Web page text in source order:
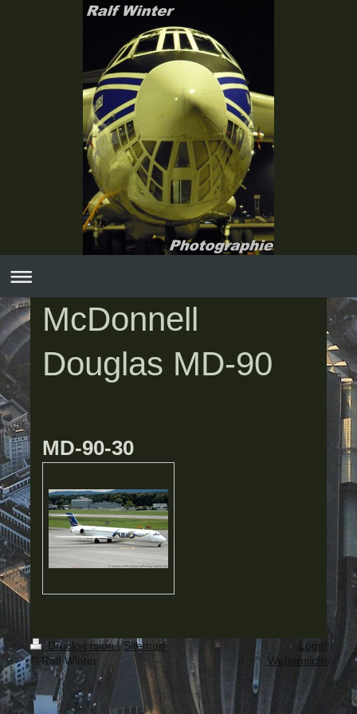
McDonnell
Douglas MD-90
MD-90-30
Druckversion| Sitemap
© Ralf Winter
Login
Webansicht